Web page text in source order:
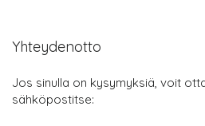
Yhteydenotto
Jos sinulla on kysymyksiä, voit
sähköpostitse: